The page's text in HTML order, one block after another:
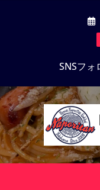
に
ス
キ
ッ
プ
SNSフォ